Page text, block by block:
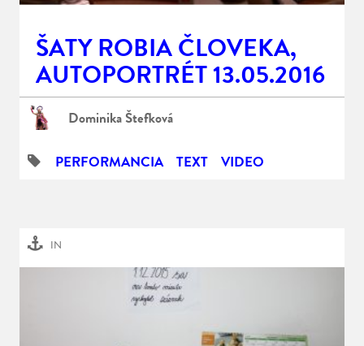
ŠATY ROBIA ČLOVEKA,
AUTOPORTRÉT 13.05.2016
Dominika Štefková
PERFORMANCIA TEXT VIDEO
IN